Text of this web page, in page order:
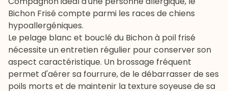
Bichon Frisé compte parmi les races de chiens
hypoallergéniques.
Le pelage blanc et bouclé du Bichon à poil frisé
nécessite un entretien régulier pour conserver son
aspect caractéristique. Un brossage fréquent
permet d'aérer sa fourrure, de le débarrasser de ses
poils morts et de maintenir la texture soyeuse de sa